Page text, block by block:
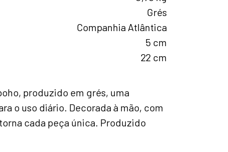
Grés
Companhia Atlântica
5 cm
22 cm
produzido em grés, uma
o uso diário. Decorada à mão, com
cada peça única. Produzido